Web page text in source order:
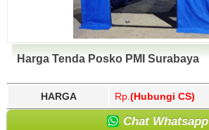
Harga Tenda Posko PMI Surabaya
HARGA Rp. (Hubungi CS)
Chat Whatsapp